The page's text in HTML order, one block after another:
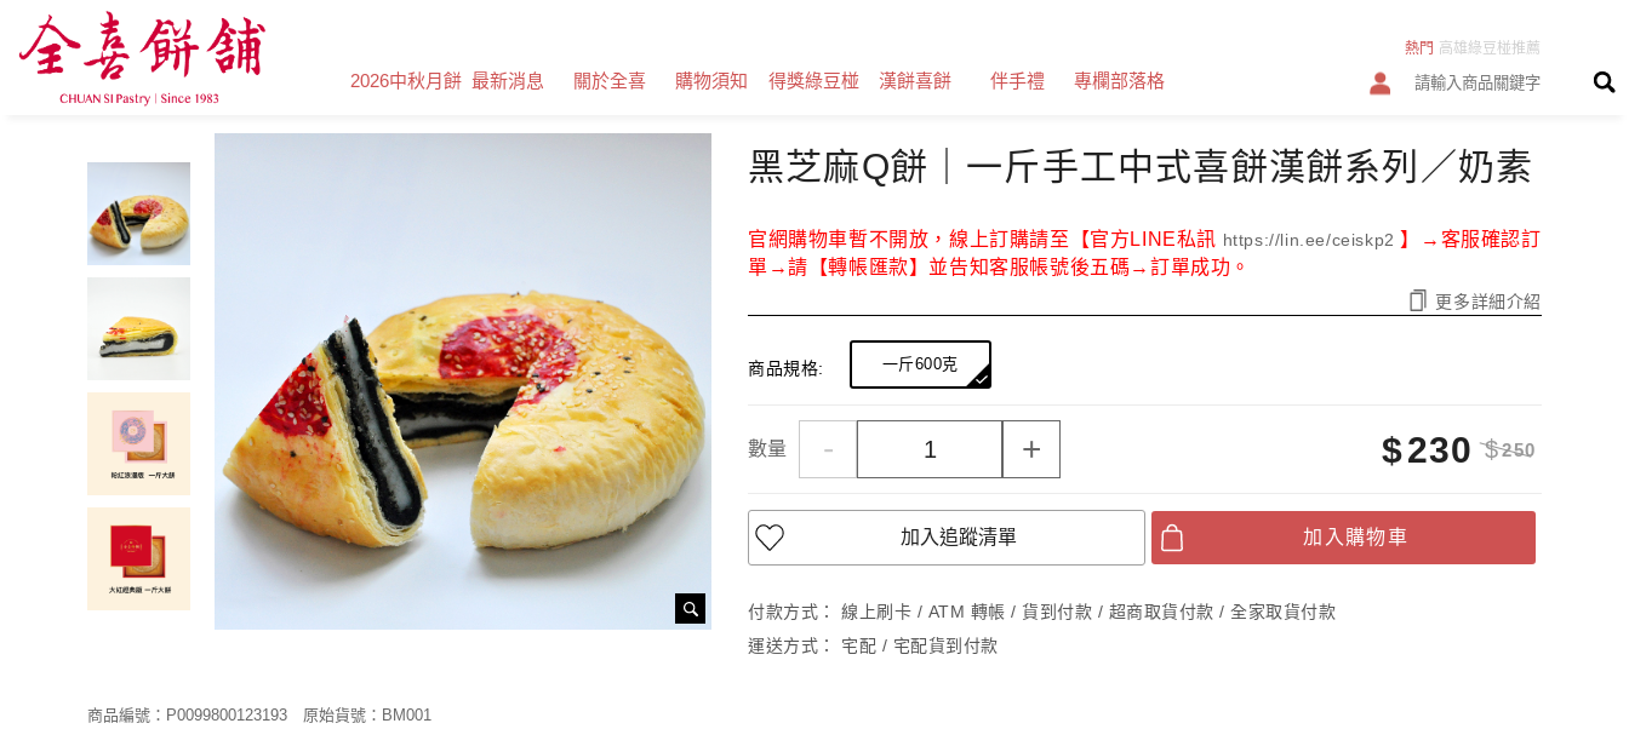
2026中秋月餅 最新消息 關於全喜 購物須知 得獎綠豆椪 漢餅喜餅 伴手禮 專欄部落格
熱門 高雄綠豆椪推薦
中秋送禮禮盒 年節過年春節禮盒
高雄中式喜餅推薦
好吃的綠豆椪伴手禮
手工喜餅禮盒 喜餅手工餅乾
300元以下喜餅 出國伴手禮
商品編號：P0099800123193 原始貨號：BM001
黑芝麻Q餅｜一斤手工中式喜餅漢餅系列／奶素
官網購物車暫不開放，線上訂購請至【官方LINE私訊 https://lin.ee/ceiskp2 】→客服確認訂
單→請【轉帳匯款】並告知客服帳號後五碼→訂單成功。
更多詳細介紹
商品規格: 一斤600克
數量 - + $230 $250
加入追蹤清單 加入購物車
付款方式：
線上刷卡 / ATM 轉帳 / 貨到付款 / 超商取貨付款 / 全家取貨付款
運送方式：
宅配 / 宅配貨到付款